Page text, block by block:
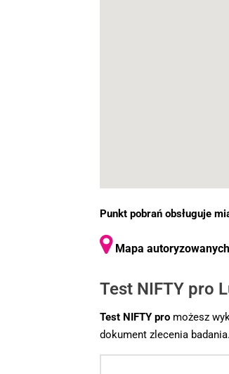
Punkt pobrań obsługuje
Mapa
Test NIFTY pro
Test NIFTY pro możesz
dokument zlecenia